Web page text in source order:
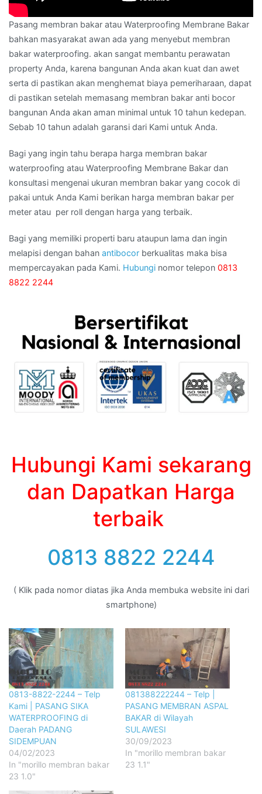
Pasang membran bakar atau Waterproofing Membrane Bakar
bahkan masyarakat awan ada yang menyebut membran
bakar waterproofing. akan sangat membantu perawatan
property Anda, karena bangunan Anda akan kuat dan awet
serta di pastikan akan menghemat biaya pemeriharaan, dapat
di pastikan setelah memasang membran bakar anti bocor
bangunan Anda akan aman minimal untuk 10 tahun kedepan.
Sebab 10 tahun adalah garansi dari Kami untuk Anda.
Bagi yang ingin tahu berapa harga membran bakar
waterproofing atau Waterproofing Membrane Bakar dan
konsultasi mengenai ukuran membran bakar yang cocok di
pakai untuk Anda Kami berikan harga membran bakar per
meter atau per roll dengan harga yang terbaik.
Bagi yang memiliki properti baru ataupun lama dan ingin
melapisi dengan bahan antibocor berkualitas maka bisa
mempercayakan pada Kami. Hubungi nomor telepon 0813
8822 2244
Hubungi Kami sekarang
dan Dapatkan Harga
terbaik
0813 8822 2244
( Klik pada nomor diatas jika Anda membuka website ini dari
smartphone)
0813-8822-2244 – Telp
Kami | PASANG SIKA
WATERPROOFING di
Daerah PADANG
SIDEMPUAN
04/02/2023
In "morillo membran bakar
23 1.0"
081388222244 – Telp |
PASANG MEMBRAN ASPAL
BAKAR di Wilayah
SULAWESI
30/09/2023
In "morillo membran bakar
23 1.1"